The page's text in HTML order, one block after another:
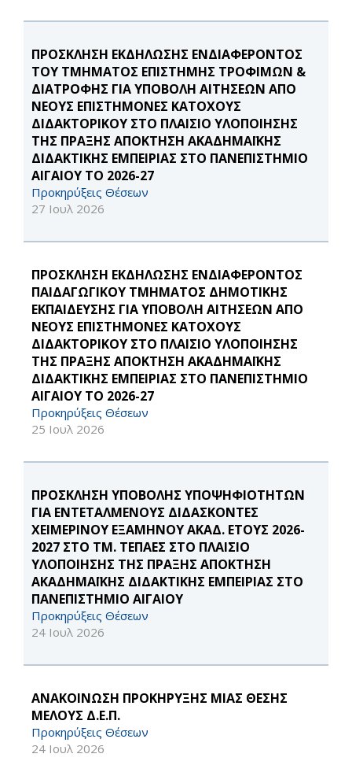
ΠΡΟΣΚΛΗΣΗ ΕΚΔΗΛΩΣΗΣ ΕΝΔΙΑΦΕΡΟΝΤΟΣ
ΤΟΥ ΤΜΗΜΑΤΟΣ ΕΠΙΣΤΗΜΗΣ ΤΡΟΦΙΜΩΝ &
ΔΙΑΤΡΟΦΗΣ ΓΙΑ ΥΠΟΒΟΛΗ ΑΙΤΗΣΕΩΝ ΑΠΟ
ΝΕΟΥΣ ΕΠΙΣΤΗΜΟΝΕΣ ΚΑΤΟΧΟΥΣ
ΔΙΔΑΚΤΟΡΙΚΟΥ ΣΤΟ ΠΛΑΙΣΙΟ ΥΛΟΠΟΙΗΣΗΣ
ΤΗΣ ΠΡΑΞΗΣ ΑΠΟΚΤΗΣΗ ΑΚΑΔΗΜΑΪΚΗΣ
ΔΙΔΑΚΤΙΚΗΣ ΕΜΠΕΙΡΙΑΣ ΣΤΟ ΠΑΝΕΠΙΣΤΗΜΙΟ
ΑΙΓΑΙΟΥ ΤΟ 2026-27
Προκηρύξεις Θέσεων
27 Ιουλ 2026
ΠΡΟΣΚΛΗΣΗ ΕΚΔΗΛΩΣΗΣ ΕΝΔΙΑΦΕΡΟΝΤΟΣ
ΠΑΙΔΑΓΩΓΙΚΟΥ ΤΜΗΜΑΤΟΣ ΔΗΜΟΤΙΚΗΣ
ΕΚΠΑΙΔΕΥΣΗΣ ΓΙΑ ΥΠΟΒΟΛΗ ΑΙΤΗΣΕΩΝ ΑΠΟ
ΝΕΟΥΣ ΕΠΙΣΤΗΜΟΝΕΣ ΚΑΤΟΧΟΥΣ
ΔΙΔΑΚΤΟΡΙΚΟΥ ΣΤΟ ΠΛΑΙΣΙΟ ΥΛΟΠΟΙΗΣΗΣ
ΤΗΣ ΠΡΑΞΗΣ ΑΠΟΚΤΗΣΗ ΑΚΑΔΗΜΑΪΚΗΣ
ΔΙΔΑΚΤΙΚΗΣ ΕΜΠΕΙΡΙΑΣ ΣΤΟ ΠΑΝΕΠΙΣΤΗΜΙΟ
ΑΙΓΑΙΟΥ ΤΟ 2026-27
Προκηρύξεις Θέσεων
25 Ιουλ 2026
ΠΡΟΣΚΛΗΣΗ ΥΠΟΒΟΛΗΣ ΥΠΟΨΗΦΙΟΤΗΤΩΝ
ΓΙΑ ΕΝΤΕΤΑΛΜΕΝΟΥΣ ΔΙΔΑΣΚΟΝΤΕΣ
ΧΕΙΜΕΡΙΝΟΥ ΕΞΑΜΗΝΟΥ ΑΚΑΔ. ΕΤΟΥΣ 2026-
2027 ΣΤΟ ΤΜ. ΤΕΠΑΕΣ ΣΤΟ ΠΛΑΙΣΙΟ
ΥΛΟΠΟΙΗΣΗΣ ΤΗΣ ΠΡΑΞΗΣ ΑΠΟΚΤΗΣΗ
ΑΚΑΔΗΜΑΪΚΗΣ ΔΙΔΑΚΤΙΚΗΣ ΕΜΠΕΙΡΙΑΣ ΣΤΟ
ΠΑΝΕΠΙΣΤΗΜΙΟ ΑΙΓΑΙΟΥ
Προκηρύξεις Θέσεων
24 Ιουλ 2026
ΑΝΑΚΟΙΝΩΣΗ ΠΡΟΚΗΡΥΞΗΣ ΜΙΑΣ ΘΕΣΗΣ
ΜΕΛΟΥΣ Δ.Ε.Π.
Προκηρύξεις Θέσεων
24 Ιουλ 2026